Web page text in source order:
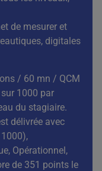
de mesurer et
digitales
/ 60 mn / QCM
1000 par
du stagiaire.
délivrée avec
Opérationnel,
de 351 points le